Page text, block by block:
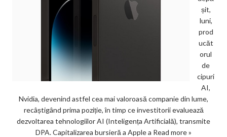
șit,
luni,
prod
ucăt
orul
de
cipuri
AI,
Nvidia, devenind astfel cea mai valoroasă companie din lume,
recâștigând prima poziție, în timp ce investitorii evaluează
dezvoltarea tehnologiilor AI (Inteligența Artificială), transmite
DPA. Capitalizarea bursieră a Apple a Read more »